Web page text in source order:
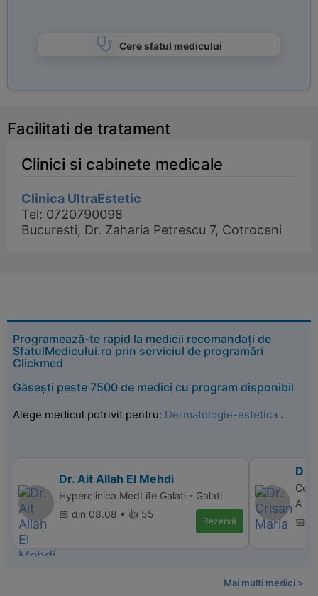
Cere sfatul medicului
Facilitati de tratament
Clinici si cabinete medicale
Clinica UltraEstetic
Tel: 0720790098
Bucuresti, Dr. Zaharia Petrescu 7, Cotroceni
Programează-te rapid la medicii recomandați de
SfatulMedicului.ro prin serviciul de programări
Clickmed
Găsești peste 7500 de medici cu program disponibil
Alege medicul potrivit pentru: Dermatologie-estetica .
Dr. Ait Allah El Mehdi
Hyperclinica MedLife Galati - Galati
📅 din 08.08 • 👍 55
Rezervă
Dr.
A -
📅
Mai multi medici >